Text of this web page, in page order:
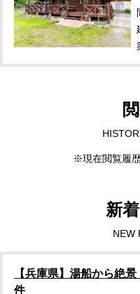
※現在閲覧履
新
NEW
【兵庫県】湯船から絶
件